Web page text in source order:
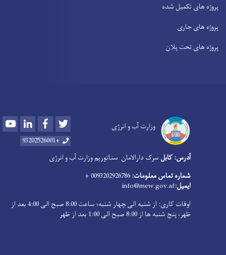
پروژه های تکمیل شده
پروژه های جاری
پروژه های تحت پلان
وزارت آب و انرژی YoutubeLinkedInFacebook
+93202526001
آدرس: کابل سرک دارالامان سناتوریم وزارت آب و انرژی
شماره تماس معلومات:
ایمیل:info@mew.gov.af
اوقات کاری: از شنبه الی ‍چهار شنبه؛ ساعت 8:00 صبح الی 4:00 بعد از
ظهر، پنج شنبه ها از 8:00 صبح الی 1:00 بعد از ظهر